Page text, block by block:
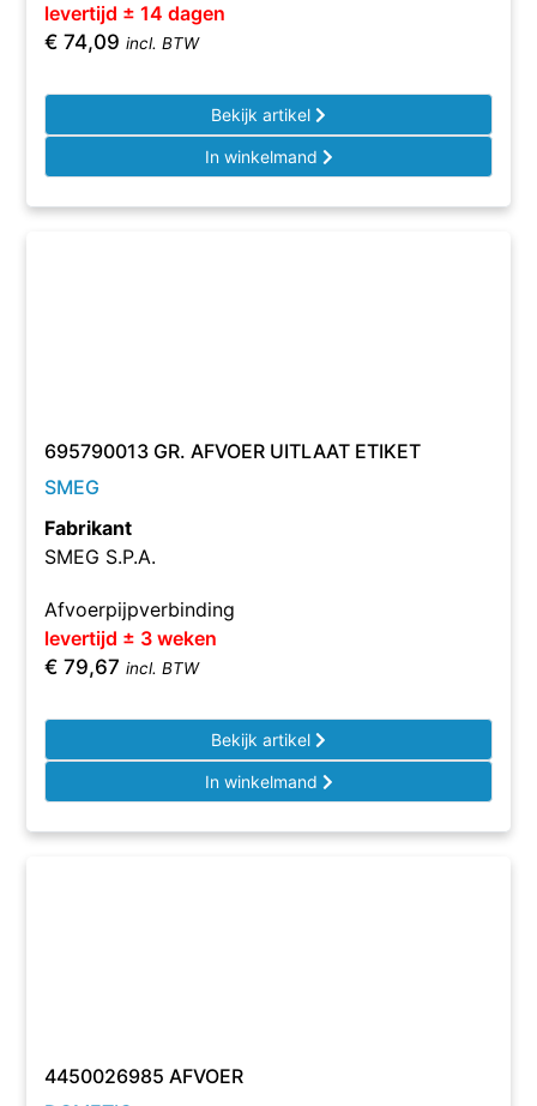
levertijd ± 14 dagen
€ 74,09 incl. BTW
Bekijk artikel
In winkelmand
695790013 GR. AFVOER UITLAAT ETIKET
SMEG
Fabrikant
SMEG S.P.A.
Afvoerpijpverbinding
levertijd ± 3 weken
€ 79,67 incl. BTW
Bekijk artikel
In winkelmand
4450026985 AFVOER